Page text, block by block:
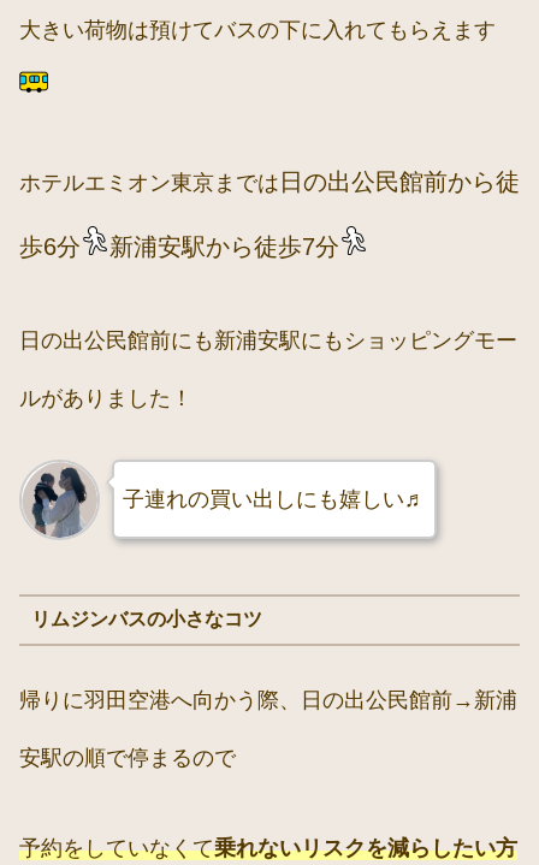
大きい荷物は預けてバスの下に入れてもらえます
ホテルエミオン東京までは 日の出公民館前から徒
歩6分 新浦安駅から徒歩7分
日の出公民館前にも新浦安駅にもショッピングモー
ルがありました！
子連れの買い出しにも嬉しい♬
リムジンバスの小さなコツ
帰りに羽田空港へ向かう際、日の出公民館前→新浦
安駅の順で停まるので
予約をしていなくて乗れないリスクを減らしたい方